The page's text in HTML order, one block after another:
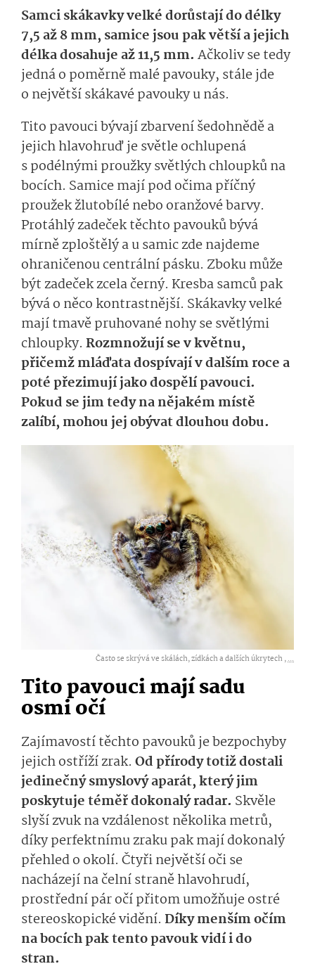
Samci skákavky velké dorůstají do délky
7,5 až 8 mm, samice jsou pak větší a jejich
délka dosahuje až 11,5 mm. Ačkoliv se tedy
jedná o poměrně malé pavouky, stále jde
o největší skákavé pavouky u nás.
Tito pavouci bývají zbarvení šedohnědě a
jejich hlavohruď je světle ochlupená
s podélnými proužky světlých chloupků na
bocích. Samice mají pod očima příčný
proužek žlutobílé nebo oranžové barvy.
Protáhlý zadeček těchto pavouků bývá
mírně zploštělý a u samic zde najdeme
ohraničenou centrální pásku. Zboku může
být zadeček zcela černý. Kresba samců pak
bývá o něco kontrastnější. Skákavky velké
mají tmavě pruhované nohy se světlými
chloupky. Rozmnožují se v květnu,
přičemž mláďata dospívají v dalším roce a
poté přezimují jako dospělí pavouci.
Pokud se jim tedy na nějakém místě
zalíbí, mohou jej obývat dlouhou dobu.
Často se skrývá ve skálách, zídkách a dalších úkrytech ,...
Tito pavouci mají sadu
osmi očí
Zajímavostí těchto pavouků je bezpochyby
jejich ostříží zrak. Od přírody totiž dostali
jedinečný smyslový aparát, který jim
poskytuje téměř dokonalý radar. Skvěle
slyší zvuk na vzdálenost několika metrů,
díky perfektnímu zraku pak mají dokonalý
přehled o okolí. Čtyři největší oči se
nacházejí na čelní straně hlavohrudí,
prostřední pár očí přitom umožňuje ostré
stereoskopické vidění. Díky menším očím
na bocích pak tento pavouk vidí i do
stran.